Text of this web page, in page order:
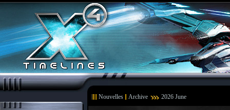
Nouvelles Archive 2026 June